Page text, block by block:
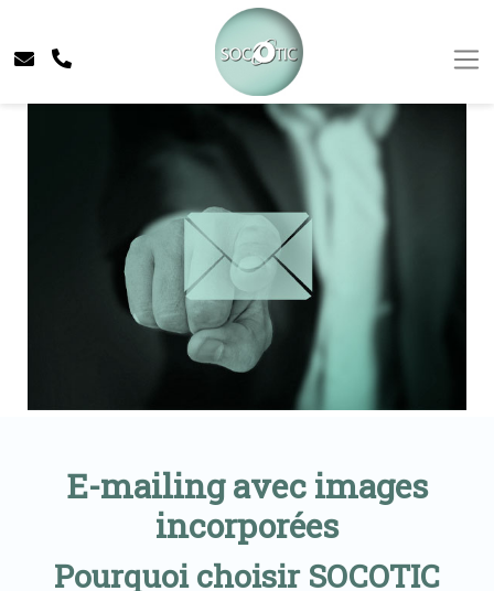
E-mailing avec images
incorporées
Pourquoi choisir SOCOTIC